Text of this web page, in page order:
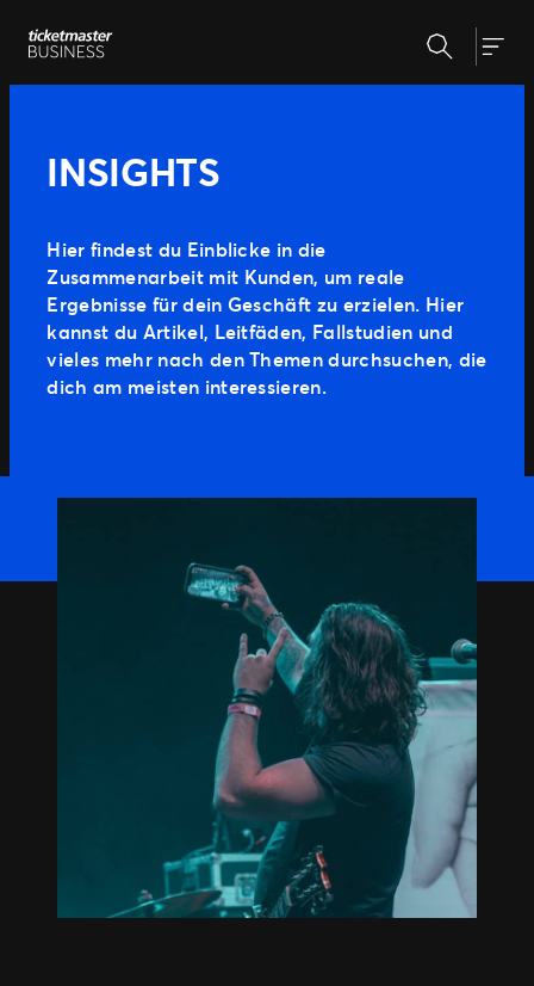
Zum
Inhalt
springen
Unsere Lösungen
Ticketverkauf
Partnerschaft mit Experten
Fan Experience
Unsere Geschichte
Unsere Kunden
Support
Suchen
INSIGHTS
Hier findest du Einblicke in die
Zusammenarbeit mit Kunden, um reale
Ergebnisse für dein Geschäft zu erzielen. Hier
kannst du Artikel, Leitfäden, Fallstudien und
vieles mehr nach den Themen durchsuchen, die
dich am meisten interessieren.